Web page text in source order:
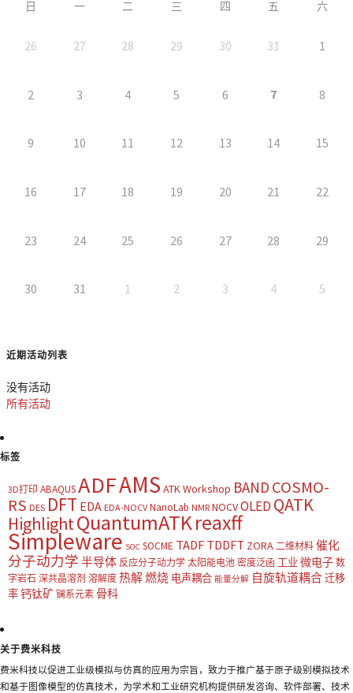
日 一 二 三 四 五 六
26 27 28 29 30 31 1
2 3 4 5 6 7 8
9 10 11 12 13 14 15
16 17 18 19 20 21 22
23 24 25 26 27 28 29
30 31 1 2 3 4 5
近期活动列表
没有活动
所有活动
标签
3D打印 ABAQUSADFAMS ATK Workshop BAND COSMO-
RS DES DFT EDA EDA-NOCV NanoLab NMR NOCVOLED QATK
HighlightQuantumATKreaxff
Simpleware SOC SOCME TADF TDDFT ZORA 二维材料 催化
分子动力学 半导体 反应分子动力学 太阳能电池 密度泛函 工业 微电子 数
字岩石 深共晶溶剂 溶解度 热解燃烧 电声耦合 能量分解 自旋轨道耦合迁移
率钙钛矿 镧系元素 骨科
关于费米科技
费米科技以促进工业级模拟与仿真的应用为宗旨，致力于推广基于原子级别模拟技术
和基于图像模型的仿真技术，为学术和工业研究机构提供研发咨询、软件部署、技术